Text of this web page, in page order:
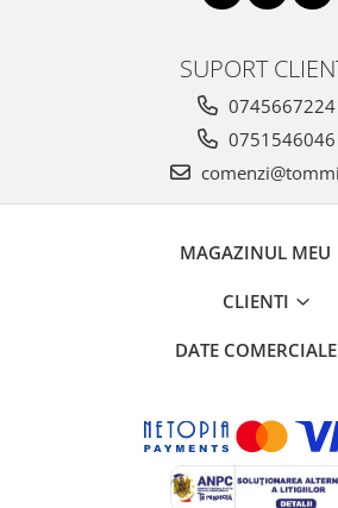
SUPORT
0745667224
0751546046
MAGAZINUL MEU
CLIENTI
DATE COMERCIALE